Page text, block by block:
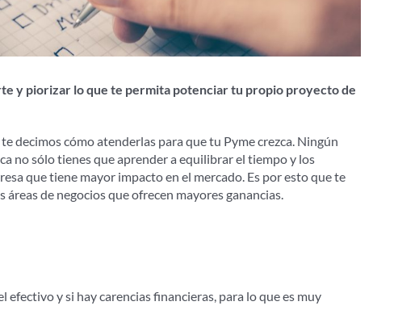
y piorizar lo que te permita potenciar tu propio proyecto de
decimos cómo atenderlas para que tu Pyme crezca. Ningún
no sólo tienes que aprender a equilibrar el tiempo y los
que tiene mayor impacto en el mercado. Es por esto que te
de negocios que ofrecen mayores ganancias.
y si hay carencias financieras, para lo que es muy